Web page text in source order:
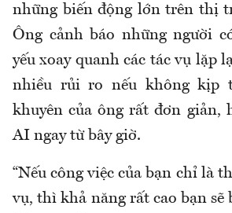
những biến động lớn trên thị
Ông cảnh báo những người
yếu xoay quanh các tác vụ lặp
nhiều rủi ro nếu không kịp
khuyên của ông rất đơn giản,
AI ngay từ bây giờ.
“Nếu công việc của bạn chỉ là
vụ, thì khả năng rất cao bạn sẽ